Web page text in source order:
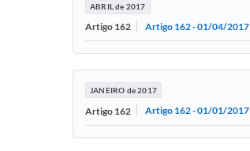
ABRIL de 2017
Artigo 162 Artigo 162 - 01/04/2017
JANEIRO de 2017
Artigo 162 Artigo 162 - 01/01/2017